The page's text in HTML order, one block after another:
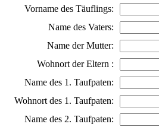
Vorname des Täuflings:
Name des Vaters:
Name der Mutter:
Wohnort der Eltern :
Name des 1. Taufpaten:
Wohnort des 1. Taufpaten:
Name des 2. Taufpaten: